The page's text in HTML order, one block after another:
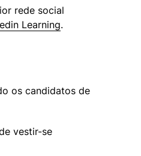
rede social
Learning.
os candidatos de
vestir-se